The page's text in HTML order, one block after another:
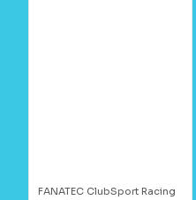
FANATEC ClubSport Racing